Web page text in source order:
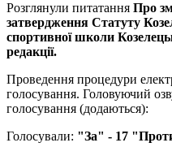
Розглянули питатання Про
затвердження Статуту
спортивної школи
редакції.
Проведення процедури
голосування. Головуючий
голосування (додаються):
Голосували: "За" - 17